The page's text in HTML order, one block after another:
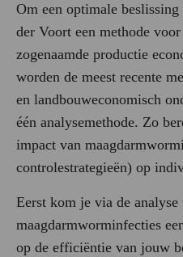
Om een optimale
der Voort een methode
zogenaamde productie
worden de meest recente
en landbouweconomisch
één analysemethode. Zo
impact van
controlestrategieën) op
Eerst kom je via de analyse
maagdarmworminfecties
op de efficiëntie van jouw